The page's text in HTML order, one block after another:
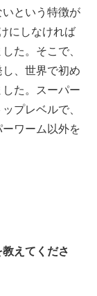
という特徴が
にしなければ
た。そこで、
、世界で初め
た。スーパー
プレベルで、
ワーム以外を
えてくださ